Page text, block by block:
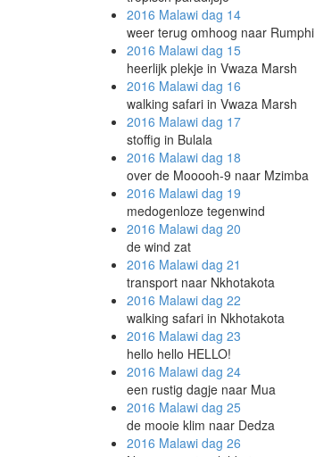
2016 Malawi dag 14
weer terug omhoog naar Rumphi
2016 Malawi dag 15
heerlijk plekje in Vwaza Marsh
2016 Malawi dag 16
walking safari in Vwaza Marsh
2016 Malawi dag 17
stoffig in Bulala
2016 Malawi dag 18
over de Mooooh-9 naar Mzimba
2016 Malawi dag 19
medogenloze tegenwind
2016 Malawi dag 20
de wind zat
2016 Malawi dag 21
transport naar Nkhotakota
2016 Malawi dag 22
walking safari in Nkhotakota
2016 Malawi dag 23
hello hello HELLO!
2016 Malawi dag 24
een rustig dagje naar Mua
2016 Malawi dag 25
de mooie klim naar Dedza
2016 Malawi dag 26